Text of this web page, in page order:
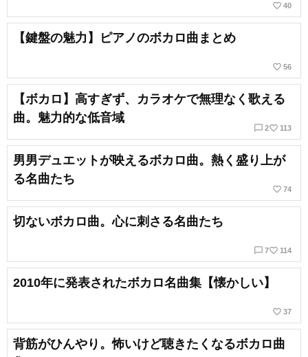
favorite_border 40
【鍵盤の魅力】ピアノのボカロ曲まとめ
favorite_border 56
【ボカロ】高すぎず、カラオケで無理なく歌える
曲。魅力的な低音域
chat_bubble_outline 2favorite_border 113
男男デュエットが映えるボカロ曲。熱く盛り上が
る名曲たち
favorite_border 74
切ないボカロ曲。心に刺さる名曲たち
chat_bubble_outline 7favorite_border 114
2010年に発表されたボカロ名曲集【懐かしい】
favorite_border 37
背筋がひんやり。怖いけど聴きたくなるボカロ曲